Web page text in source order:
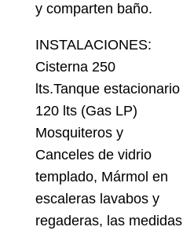
y comparten baño.
INSTALACIONES:
Cisterna 250
lts.Tanque estacionario
120 lts (Gas LP)
Mosquiteros y
Canceles de vidrio
templado, Mármol en
escaleras lavabos y
regaderas, las medidas